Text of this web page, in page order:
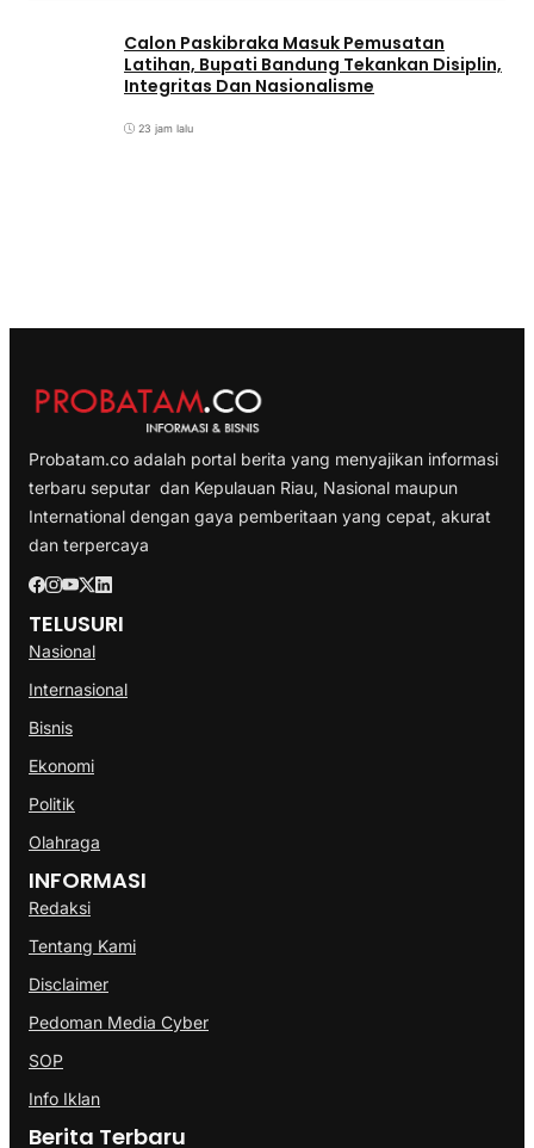
Calon Paskibraka Masuk Pemusatan
Latihan, Bupati Bandung Tekankan Disiplin,
Integritas Dan Nasionalisme
23 jam lalu
Probatam.co adalah portal berita yang menyajikan informasi
terbaru seputar dan Kepulauan Riau, Nasional maupun
International dengan gaya pemberitaan yang cepat, akurat
dan terpercaya
TELUSURI
Nasional
Internasional
Bisnis
Ekonomi
Politik
Olahraga
INFORMASI
Redaksi
Tentang Kami
Disclaimer
Pedoman Media Cyber
SOP
Info Iklan
Berita Terbaru